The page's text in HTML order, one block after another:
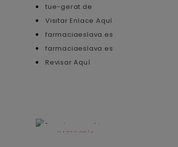
tue-gerat.de
Visitar Enlace Aquí
farmaciaeslava.es
farmaciaeslava.es
Revisar Aquí
CATEGORÍA